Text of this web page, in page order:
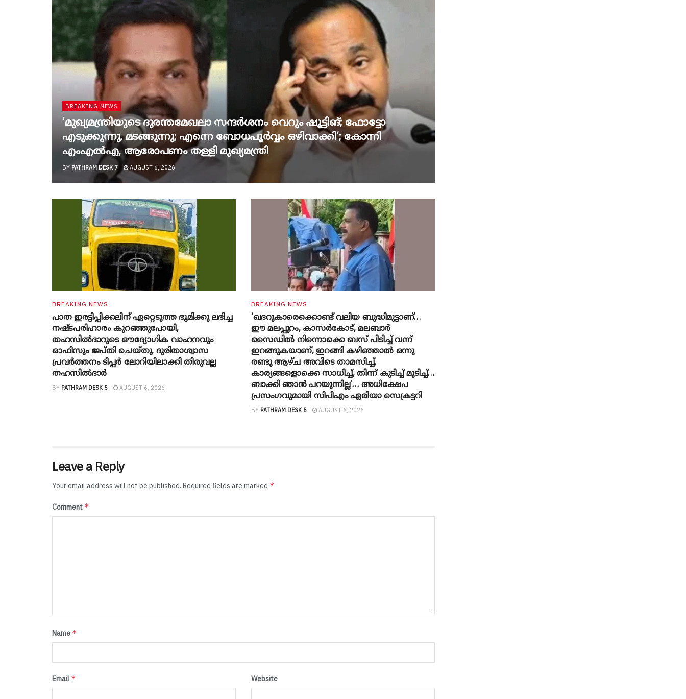
BREAKING NEWS
‘മുഖ്യമന്ത്രിയുടെ ദുരന്തമേഖലാ സന്ദർശനം വെറും ഷൂട്ടിങ്; ഫോട്ടോ
എടുക്കുന്നു, മടങ്ങുന്നു; എന്നെ ബോധപൂർവ്വം ഒഴിവാക്കി‘; കോന്നി
എംഎൽഎ, ആരോപണം തള്ളി മുഖ്യമന്ത്രി
BY PATHRAM DESK 7 AUGUST 6, 2026
BREAKING NEWS
പാത ഇരട്ടിപ്പിക്കലിന് ഏറ്റെടുത്ത ഭൂമിക്കു ലഭിച്ച
നഷ്ടപരിഹാരം കുറഞ്ഞുപോയി,
തഹസിൽദാറുടെ ഔദ്യോ​ഗിക വാഹനവും
ഓഫിസും ജപ്തി ചെയ്തു, ദുരിതാശ്വാസ
പ്രവർത്തനം ടിപ്പർ ലോറിയിലാക്കി തിരുവല്ല
തഹസിൽദാർ
BY PATHRAM DESK 5 AUGUST 6, 2026
BREAKING NEWS
‘ഖദറുകാരെക്കൊണ്ട് വലിയ ബുദ്ധിമുട്ടാണ്…
ഈ മലപ്പുറം, കാസർകോട്, മലബാർ
സൈഡിൽ നിന്നൊക്കെ ബസ് പിടിച്ച് വന്ന്
ഇറങ്ങുകയാണ്, ഇറങ്ങി കഴിഞ്ഞാൽ ഒന്നു
രണ്ടു ആഴ്ച അവിടെ താമസിച്ച്,
കാര്യങ്ങളൊക്കെ സാധിച്ച്, തിന്ന് കുടിച്ച് മുടിച്ച്…
ബാക്കി ഞാൻ പറയുന്നില്ല’… അധിക്ഷേപ
പ്രസംഗവുമായി സിപിഎം ഏരിയാ സെക്രട്ടറി
BY PATHRAM DESK 5 AUGUST 6, 2026
Leave a Reply
Your email address will not be published. Required fields are marked *
Comment *
Name *
Email * Website